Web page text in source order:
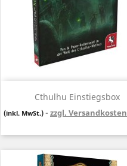
Cthulhu Einstiegsbox
(inkl. MwSt.) zzgl. Versandkosten